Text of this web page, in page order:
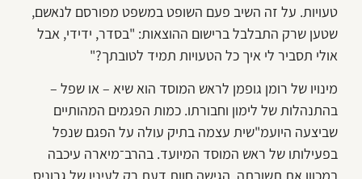
טעויות. על זה השיב פעם השופט במשפט מפורסם לנאשם,
שטען שרק התבלבל ברישום ההוצאות: "בסדר, ידידי, אבל
אולי תסביר לי איך כל הטעויות תמיד לטובתך?"
מינויו של רומן גופמן לראש המוסד הוא שיא – או שפל –
בהתנהלות של לימון וחבורתו. כמות הפגמים המהותיים
שביצעה היועמ"שית עצמה בתיק עולה על הפגם שנפל
בפעילותו של ראש המוסד המיועד. בהרב־מיארה עיכבה